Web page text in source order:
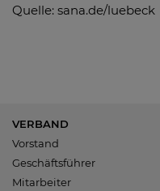
Quelle: sana.de/luebeck
VERBAND
Vorstand
Geschäftsführer
Mitarbeiter